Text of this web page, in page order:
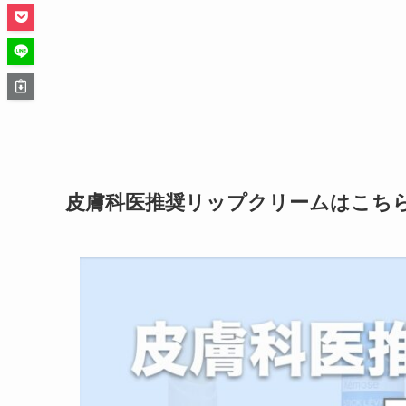
皮膚科医推奨リップクリームはこち